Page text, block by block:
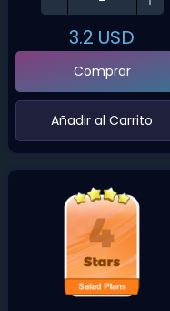
3.2 USD
Comprar
‌Añadir al Carrito‌